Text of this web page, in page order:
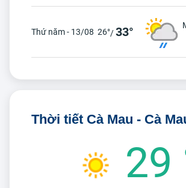
Thứ năm - 13/08 26°/33°
Thời tiết Cà Mau - Cà
29